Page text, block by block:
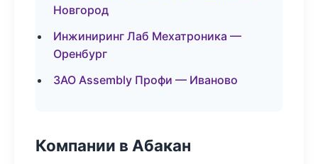
Новгород
Инжиниринг Лаб Мехатроника —
Оренбург
ЗАО Assembly Профи — Иваново
Компании в Абакан